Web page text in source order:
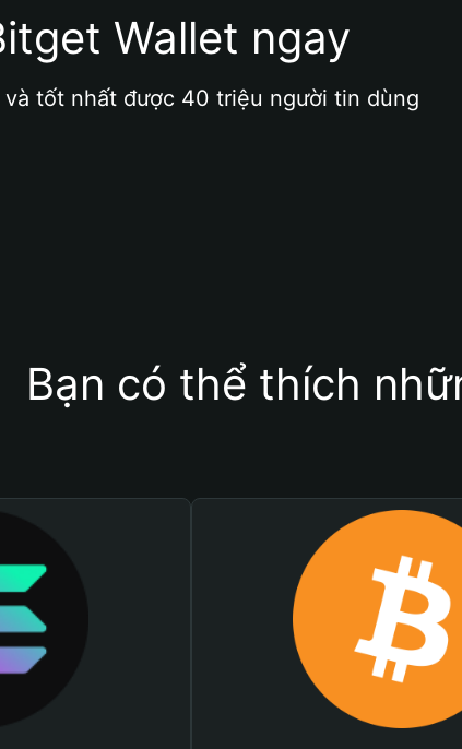
Wallet ngay
tốt nhất được 40 triệu người tin dùng
Bạn có thể thích